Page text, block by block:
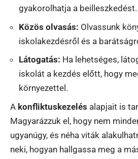
gyakorolhatja a beilleszkedést.
Közös olvasás: Olvassunk
iskolakezdésről és a
Látogatás: Ha lehetséges,
iskolát a kezdés előtt, hogy
környezettel.
A konfliktuskezelés alapjait is
Magyarázzuk el, hogy nem
ugyanúgy, és néha viták
neki, hogyan hallgassa meg a